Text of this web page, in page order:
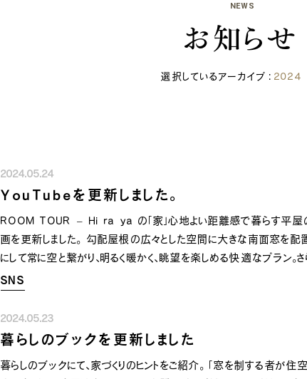
NEWS
お知らせ
選択しているアーカイブ ： 2024
2024.05.24
YouTubeを更新しました。
ROOM TOUR – Hi ra ya の「家」心地よい距離感で暮らす平屋
画を更新しました。 勾配屋根の広々とした空間に大きな南面窓を配
にして常に空と繋がり、明るく暖かく、眺望を楽しめる快適なプラン。
して夏の日差しを遮り、猛暑の季節でも省エネで快適な生活が実現し
せ◎
SNS
2024.05.23
暮らしのブックを更新しました
暮らしのブックにて、家づくりのヒントをご紹介。 「窓を制する者が住